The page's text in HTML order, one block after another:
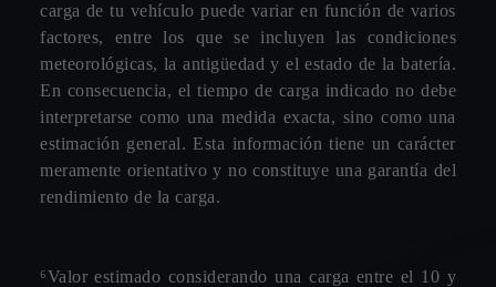
carga de tu vehículo puede variar en función de varios
factores, entre los que se incluyen las condiciones
meteorológicas, la antigüedad y el estado de la batería.
En consecuencia, el tiempo de carga indicado no debe
interpretarse como una medida exacta, sino como una
estimación general. Esta información tiene un carácter
meramente orientativo y no constituye una garantía del
rendimiento de la carga.
⁶Valor estimado considerando una carga entre el 10 y